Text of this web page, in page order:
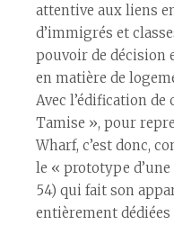
attentive aux liens
d’immigrés et
pouvoir de décision
en matière de
Avec l’édification
Tamise », pour
Wharf, c’est donc,
le « prototype
54) qui fait son
entièrement